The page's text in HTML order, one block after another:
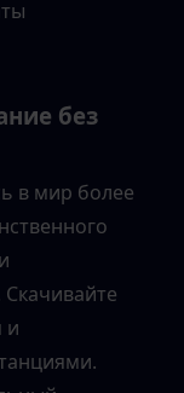
без
в мир более
и